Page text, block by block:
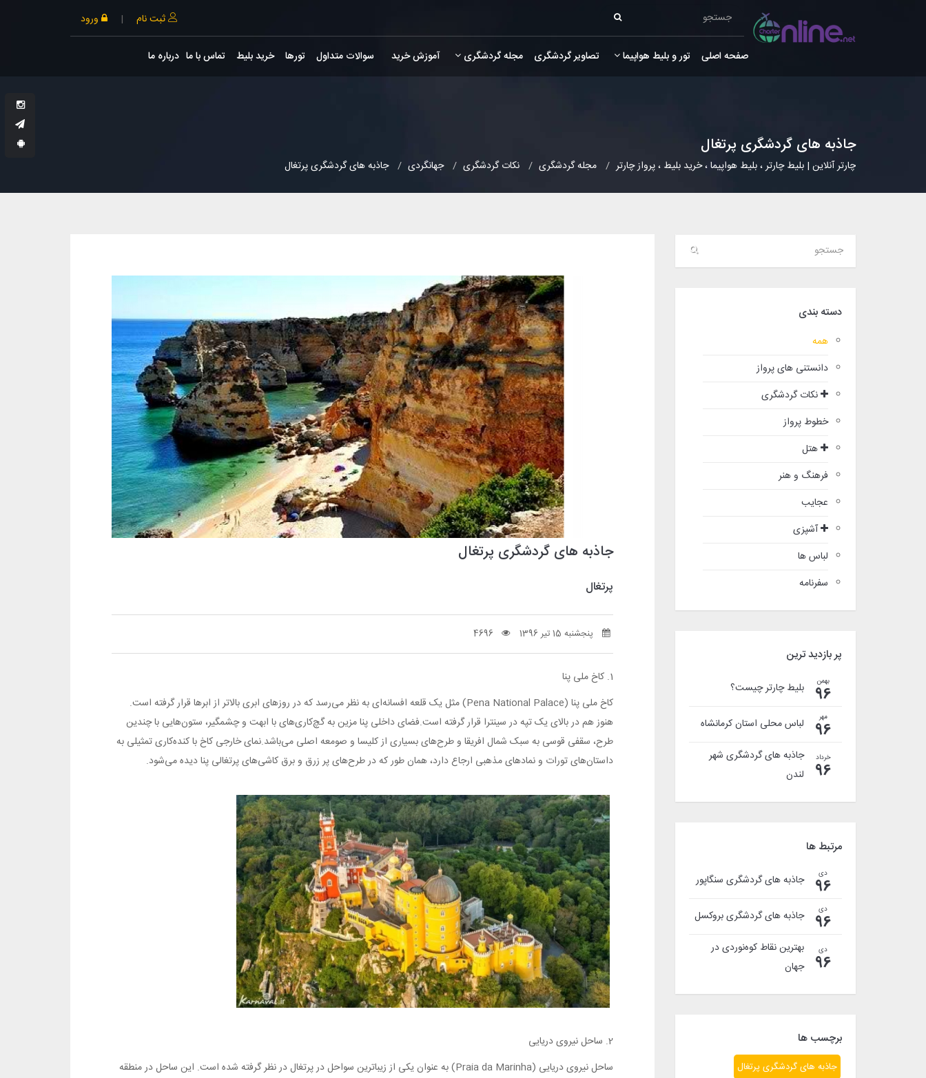
ثبت نام | ورود
صفحه اصلی تور و بلیط هواپیما تصاویر گردشگری مجله گردشگری آموزش خرید سوالات متداول تورها خرید بلیط تماس با ما درباره ما
جاذبه های گردشگری پرتغال
چارتر آنلاین | بلیط چارتر ، بلیط هواپیما ، خرید بلیط ، پرواز چارتر مجله گردشگری نکات گردشگری جهانگردی جاذبه های گردشگری پرتغال
دسته بندی
همه
دانستنی های پرواز
نکات گردشگری
خطوط پرواز
هتل
فرهنگ و هنر
عجایب
آشپزی
لباس ها
سفرنامه
پر بازدید ترین
بهمن
96 بلیط چارتر چیست؟
مهر
96 لباس محلی استان کرمانشاه
خرداد
96
جاذبه های گردشگری شهر
لندن
مرتبط ها
دی
96 جاذبه های گردشگری سنگاپور
دی
96 جاذبه های گردشگری بروکسل
دی
96
بهترین نقاط کوه‌نوردی در
جهان
برچسب ها
جاذبه های گردشگری پرتغال
جاذبه های گردشگری پرتغال
پرتغال
پنجشنبه 15 تیر 1396 4696
1. کاخ ملی پنا
کاخ ملی پنا (Pena National Palace) مثل یک قلعه افسانه‌ای به نظر می‌رسد که در روزهای ابری بالاتر از ابرها قرار گرفته است.
هنوز هم در بالای یک تپه در سینترا قرار گرفته است.فضای داخلی پنا مزین به گچ‌کاری‌های با ابهت و چشمگیر، ستون‌هایی با چندین
طرح، سقفی قوسی به سبک شمال افریقا و طرح‌های بسیاری از کلیسا و صومعه اصلی می‌باشد.نمای خارجی کاخ با کنده‌کاری تمثیلی به
داستان‌های تورات و نماد‌های مذهبی ارجاع دارد، همان طور که در طرح‌های پر زرق و برق کاشی‌های پرتغالی پنا دیده می‌شود.
2. ساحل نیروی دریایی
ساحل نیروی دریایی (Praia da Marinha) به عنوان یکی از زیباترین سواحل در پرتغال در نظر گرفته شده است. این ساحل در منطقه